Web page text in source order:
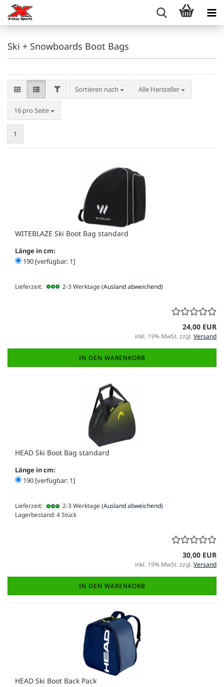
Ski + Snowboards Boot Bags
FILTERSortieren nach
Sortieren nach Alle Hersteller
16 pro Seite
pro Seite
1
WITEBLAZE Ski Boot Bag standard
Länge in cm:
190 [verfügbar: 1]
Lieferzeit: 2-3 Werktage(Ausland abweichend)
24,00 EUR
inkl. 19% MwSt. zzgl.Versand
IN DEN WARENKORB
HEAD Ski Boot Bag standard
Länge in cm:
190 [verfügbar: 1]
Lieferzeit: 2-3 Werktage(Ausland abweichend)
Lagerbestand: 4 Stück
30,00 EUR
inkl. 19% MwSt. zzgl.Versand
IN DEN WARENKORB
HEAD Ski Boot Back Pack